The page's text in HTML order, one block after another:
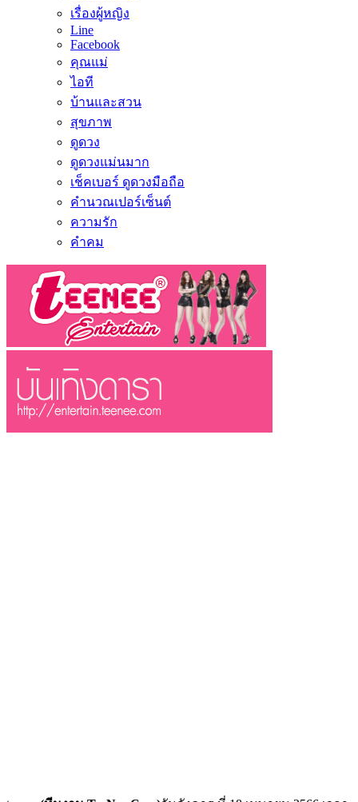
เรื่องผู้หญิง
Line
Facebook
คุณแม่
ไอที
บ้านและสวน
สุขภาพ
ดูดวง
ดูดวงแม่นมาก
เช็คเบอร์ ดูดวงมือถือ
คำนวณเปอร์เซ็นต์
ความรัก
คำคม